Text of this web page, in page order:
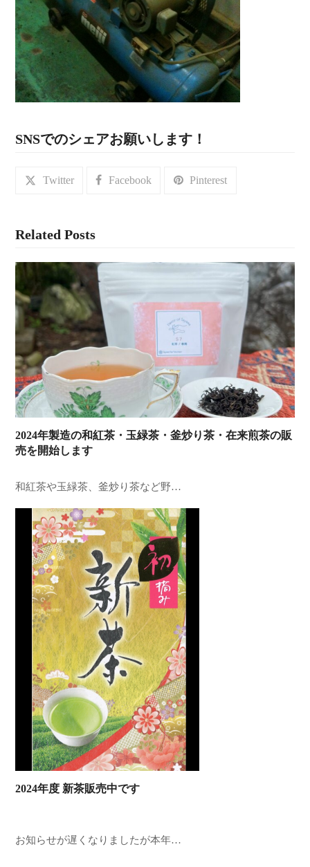
SNSでのシェアお願いします！
Twitter Facebook Pinterest
Related Posts
2024年製造の和紅茶・玉緑茶・釜炒り茶・在来煎茶の販
売を開始します
和紅茶や玉緑茶、釜炒り茶など野…
2024年度 新茶販売中です
お知らせが遅くなりましたが本年…